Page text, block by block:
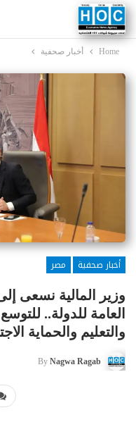
Home أخبار صحفية
أخبار صحفية
مصر
وزير المالية نسعى
العامة للدولة..
والتعليم والحماية
By Nagwa Ragab